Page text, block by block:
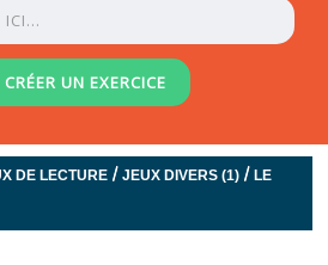
CRÉER UN EXERCICE
DE LECTURE /JEUX DIVERS (1) /LE